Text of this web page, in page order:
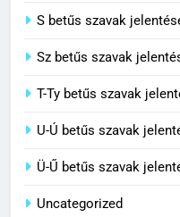
S betűs szavak
Sz betűs szavak
T-Ty betűs szavak
U-Ú betűs szavak
Ü-Ű betűs szavak
Uncategorized